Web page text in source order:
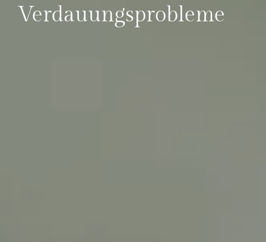
Verdauungsprobleme